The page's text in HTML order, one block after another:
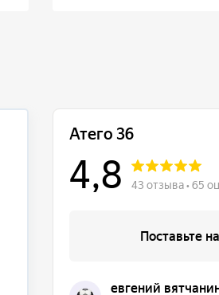
деталям
Недавно обращался в
частью. При
вибрация на рулевом
подвески — пришлось